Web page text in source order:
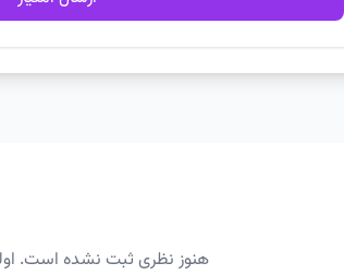
هنوز نظری ثبت نشده است.